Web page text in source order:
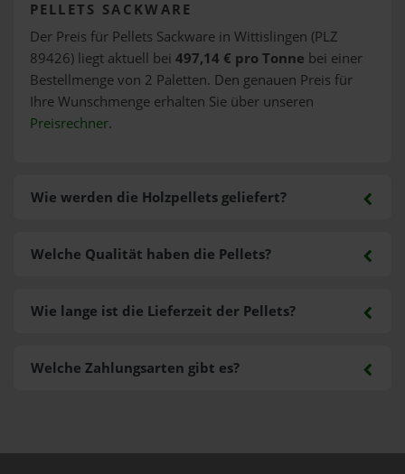
PELLETS SACKWARE
Der Preis für Pellets Sackware in Wittislingen (PLZ
89426) liegt aktuell bei 497,14 € pro Tonne bei einer
Bestellmenge von 2 Paletten. Den genauen Preis für
Ihre Wunschmenge erhalten Sie über unseren
Preisrechner.
Wie werden die Holzpellets geliefert?
Welche Zahlungsarten gibt es?
Welche Qualität haben die Pellets?
Wie lange ist die Lieferzeit der Pellets?